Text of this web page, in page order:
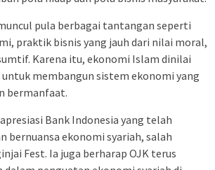
pula berbagai tantangan seperti
praktik bisnis yang jauh dari nilai moral,
Karena itu, ekonomi Islam dinilai
membangun sistem ekonomi yang
bermanfaat.
Bank Indonesia yang telah
bernuansa ekonomi syariah, salah
Fest. Ia juga berharap OJK terus